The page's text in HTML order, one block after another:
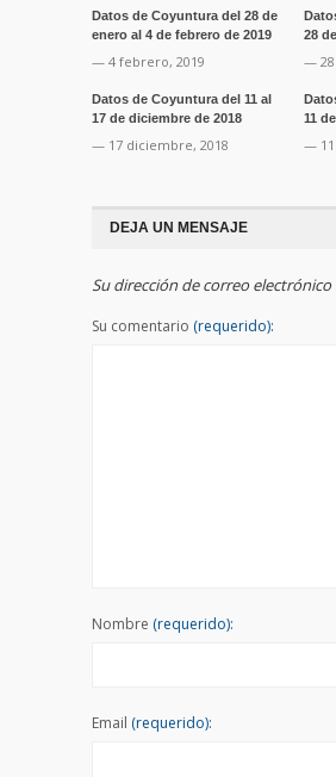
Datos de Coyuntura del 28 de
enero al 4 de febrero de 2019
— 4 febrero, 2019
28
— 28
Datos de Coyuntura del 11 al
17 de diciembre de 2018
— 17 diciembre, 2018
11
— 11
DEJA UN MENSAJE
Su dirección de correo
Su comentario (requerido):
Nombre (requerido):
Email (requerido):